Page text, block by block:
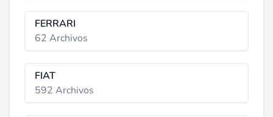
FERRARI
62 Archivos
FIAT
592 Archivos